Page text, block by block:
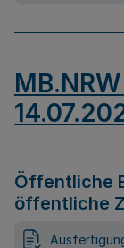
Öffentliche
öffentliche